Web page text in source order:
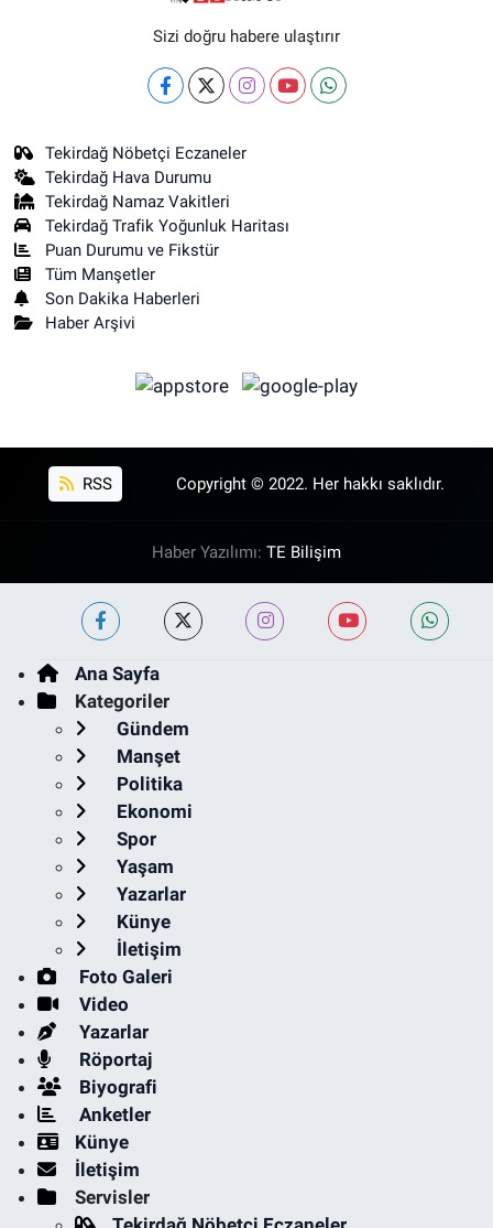
Sizi doğru habere ulaştırır
Tekirdağ Nöbetçi Eczaneler
Tekirdağ Hava Durumu
Tekirdağ Namaz Vakitleri
Tekirdağ Trafik Yoğunluk Haritası
Puan Durumu ve Fikstür
Tüm Manşetler
Son Dakika Haberleri
Haber Arşivi
RSS Copyright © 2022. Her hakkı saklıdır.
Haber Yazılımı: TE Bilişim
Ana Sayfa
Kategoriler
Gündem
Manşet
Politika
Ekonomi
Spor
Yaşam
Yazarlar
Künye
İletişim
Foto Galeri
Video
Yazarlar
Röportaj
Biyografi
Anketler
Künye
İletişim
Servisler